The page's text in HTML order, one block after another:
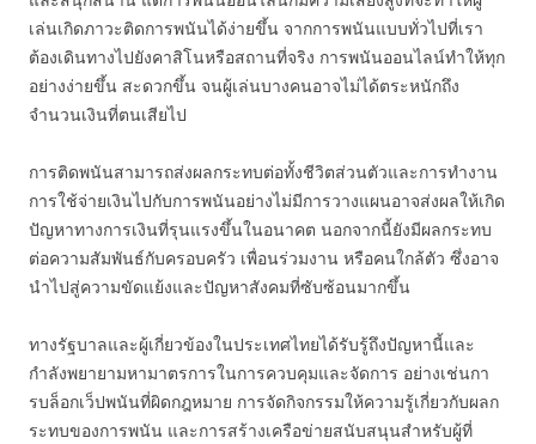
เล่นเกิดภาวะติดการพนันได้ง่ายขึ้น จากการพนันแบบทั่วไปที่เรา
ต้องเดินทางไปยังคาสิโนหรือสถานที่จริง การพนันออนไลน์ทำให้ทุก
อย่างง่ายขึ้น สะดวกขึ้น จนผู้เล่นบางคนอาจไม่ได้ตระหนักถึง
จำนวนเงินที่ตนเสียไป
การติดพนันสามารถส่งผลกระทบต่อทั้งชีวิตส่วนตัวและการทำงาน
การใช้จ่ายเงินไปกับการพนันอย่างไม่มีการวางแผนอาจส่งผลให้เกิด
ปัญหาทางการเงินที่รุนแรงขึ้นในอนาคต นอกจากนี้ยังมีผลกระทบ
ต่อความสัมพันธ์กับครอบครัว เพื่อนร่วมงาน หรือคนใกล้ตัว ซึ่งอาจ
นำไปสู่ความขัดแย้งและปัญหาสังคมที่ซับซ้อนมากขึ้น
ทางรัฐบาลและผู้เกี่ยวข้องในประเทศไทยได้รับรู้ถึงปัญหานี้และ
กำลังพยายามหามาตรการในการควบคุมและจัดการ อย่างเช่นกา
รบล็อกเว็ปพนันที่ผิดกฎหมาย การจัดกิจกรรมให้ความรู้เกี่ยวกับผลก
ระทบของการพนัน และการสร้างเครือข่ายสนับสนุนสำหรับผู้ที่